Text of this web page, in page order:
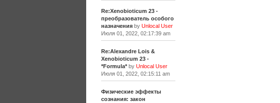
Re:Xenobioticum 23 -
преобразователь особого
назначенияby Unlocal User
Июля 01, 2022, 02:17:39 am
Re:Alexandre Lois &
Xenobioticum 23 -
*Formula*by Unlocal User
Июля 01, 2022, 02:15:11 am
Физические эффекты
сознания: закон